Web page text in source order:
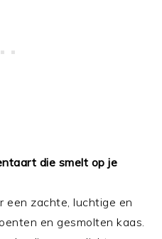
die smelt op je
een zachte, luchtige en
en gesmolten kaas.